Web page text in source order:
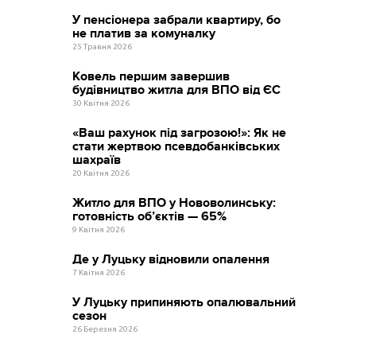
У пенсіонера забрали квартиру, бо
не платив за комуналку
25 Травня 2026
Ковель першим завершив
будівництво житла для ВПО від ЄС
30 Квітня 2026
«Ваш рахунок під загрозою!»: Як не
стати жертвою псевдобанківських
шахраїв
20 Квітня 2026
Житло для ВПО у Нововолинську:
готовність об’єктів — 65%
9 Квітня 2026
Де у Луцьку відновили опалення
7 Квітня 2026
У Луцьку припиняють опалювальний
сезон
26 Березня 2026